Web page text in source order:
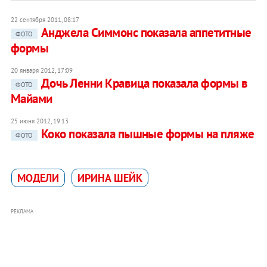
22 сентября 2011, 08:17
ФОТО
Анджела Симмонс показала аппетитные
формы
20 января 2012, 17:09
ФОТО
Дочь Ленни Кравица показала формы в
Майами
25 июня 2012, 19:13
ФОТО
Коко показала пышные формы на пляже
МОДЕЛИ ИРИНА ШЕЙК
РЕКЛАМА